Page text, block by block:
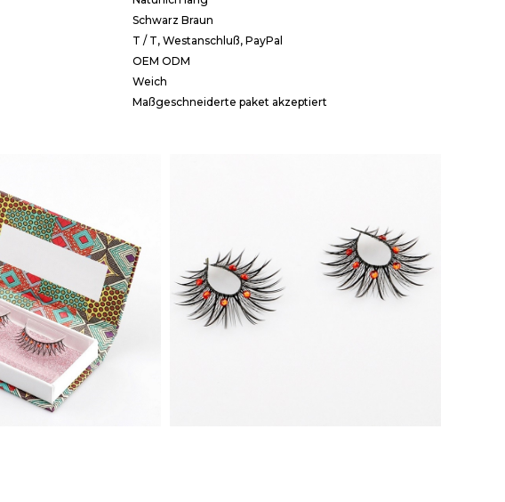
Schwarz Braun
T / T, Westanschluß, PayPal
OEM ODM
Weich
Maßgeschneiderte paket akzeptiert